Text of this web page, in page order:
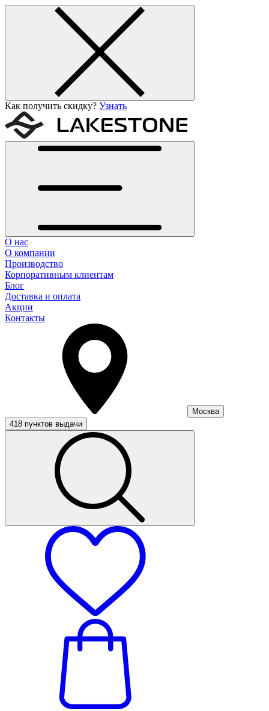
Как получить скидку? Узнать
О нас
О компании
Производство
Корпоративным клиентам
Блог
Доставка и оплата
Акции
Контакты
Москва
418 пунктов выдачи